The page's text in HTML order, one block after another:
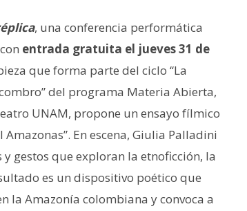
, una conferencia performática
entrada gratuita el jueves 31 de
que forma parte del ciclo “La
del programa Materia Abierta,
UNAM, propone un ensayo fílmico
En escena, Giulia Palladini
gestos que exploran la etnoficción, la
es un dispositivo poético que
la Amazonía colombiana y convoca a